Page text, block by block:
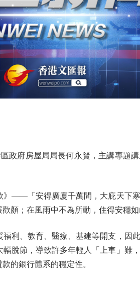
府房屋局局長何永賢，主講專題
——「安得廣廈千萬間，大庇天下寒
顏；在風雨中不為所動，住得安穩如
、教育、醫療、基建等開支，因
脫節，導致許多年輕人「上車」難
的銀行體系的穩定性。